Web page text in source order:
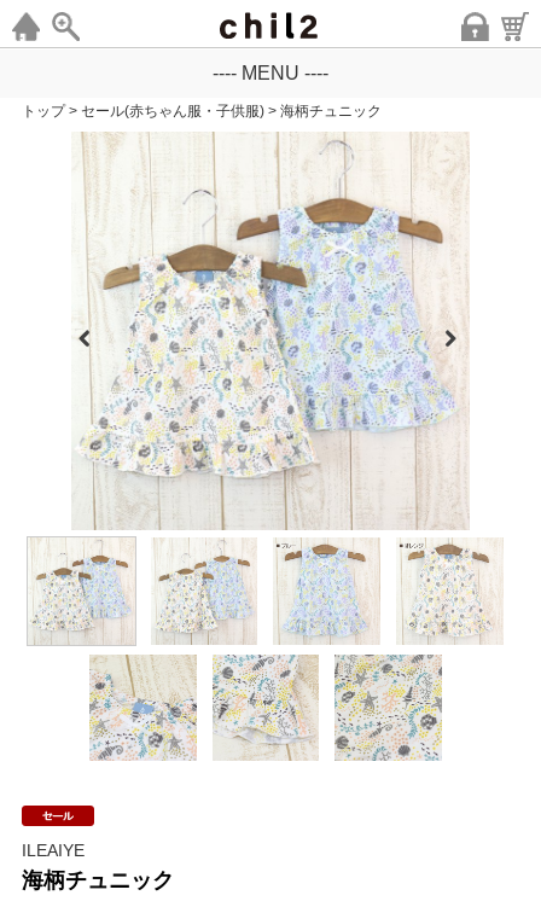
---- MENU ----
トップ > セール(赤ちゃん服・子供服) > 海柄チュニック
ILEAIYE
海柄チュニック